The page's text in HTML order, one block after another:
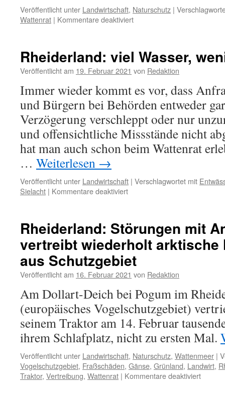
Veröffentlicht unter Landwirtschaft, Naturschutz |
Wattenrat | Kommentare deaktiviertfür
Gänsebauer
Rheiderland: viel Wasser,
Veröffentlicht am 19. Februar 2021 von Redaktion
Immer wieder kommt es vor, dass
und Bürgern bei Behörden entweder
Verzögerung verschleppt oder nur
und offensichtliche Missstände nicht
hat man auch schon beim Wattenrat
… Weiterlesen →
Veröffentlicht unter Landwirtschaft | Verschlagwortet mit
Sielacht | Kommentare deaktiviertfür
wenig
Hilfe
Rheiderland: Störungen mit
vertreibt wiederholt arktische
aus Schutzgebiet
Veröffentlicht am 16. Februar 2021 von Redaktion
Am Dollart-Deich bei Pogum im
(europäisches Vogelschutzgebiet)
seinem Traktor am 14. Februar
ihrem Schlafplatz, nicht zu ersten Mal.
Veröffentlicht unter Landwirtschaft, Naturschutz, Wattenmeer |
Vogelschutzgebiet, Fraßschäden, Gänse, Grünland, Landwirt,
Traktor, Vertreibung, Wattenrat | Kommentare deaktiviertfür